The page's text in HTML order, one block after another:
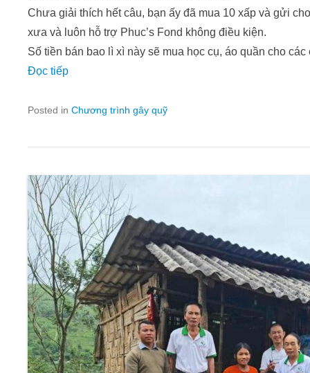
Chưa giải thích hết câu, bạn ấy đã mua 10 xấp và gửi
xưa và luôn hỗ trợ Phuc’s Fond không điều kiện.
Số tiền bán bao lì xì này sẽ mua học cụ, áo quần cho
Đọc tiếp
Posted in Chương trình gây quỹ